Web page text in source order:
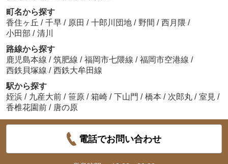
町名から探す
香住ヶ丘 / 千早 / 原田 / 十郎川団地 / 野間 / 西月隈 /
小田部 / 清川
路線から探す
鹿児島本線 / 筑肥線 / 福岡市七隈線 / 福岡市空港線 /
西鉄貝塚線 / 西鉄大牟田線
駅から探す
姪浜 / 九産大前 / 笹原 / 箱崎 / 下山門 / 橋本 / 次郎丸 / 室見 /
香椎花園前 / 唐の原
電話でお問い合わせ